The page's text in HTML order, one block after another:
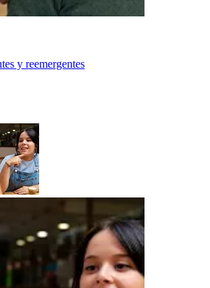
y reemergentes